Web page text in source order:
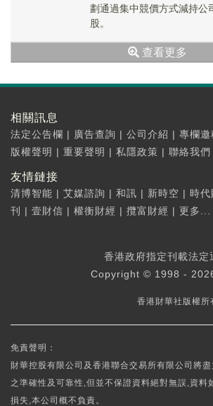
劃通過集中競價方式減持公
股。
查看更多
相關訊息
法定公告欄 | 廣告查詢 | 公司介紹 | 專欄邀
版權聲明 | 重要聲明 | 私隱政策 | 聯絡我們
友情鏈接
清博智能 | 艾媒諮詢 | 和訊 | 新時空 | 時代
刊
| 壹財信 | 權衡財經 | 攬富財經 | 更多...
香港政府指定刊載法
Copyright © 1998 -
香港財華社版權所
免責聲明：
財華控股有限公司及香港聯合交易所有限公司將
之準確性及可靠性,但並不保證資料絕對無誤,資料
損失,本公司概不負責。